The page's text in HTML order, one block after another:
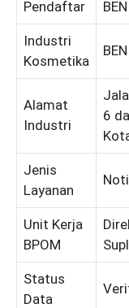
Pendaftar
Industri
Kosmetika
Alamat
Industri
6
Jenis
Layanan
Unit Kerja
BPOM
Status
Data